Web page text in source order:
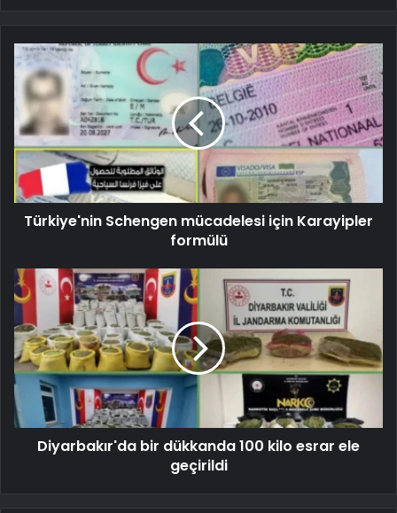
Türkiye'nin Schengen mücadelesi için Karayipler
formülü
Diyarbakır'da bir dükkanda 100 kilo esrar ele
geçirildi